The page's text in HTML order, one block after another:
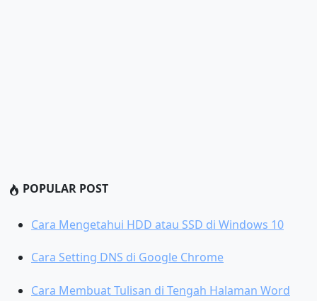
POPULAR POST
Cara Mengetahui HDD atau SSD di Windows 10
Cara Setting DNS di Google Chrome
Cara Membuat Tulisan di Tengah Halaman Word